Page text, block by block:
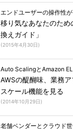
エンドユーザーの操作性
移り気なあなたのため
換えガイド」
(2015年4月30日)
Auto ScalingとAmazon
AWSの醍醐味、業務
スケール機能を見る
(2014年10月29日)
老舗ベンダーとクラウド